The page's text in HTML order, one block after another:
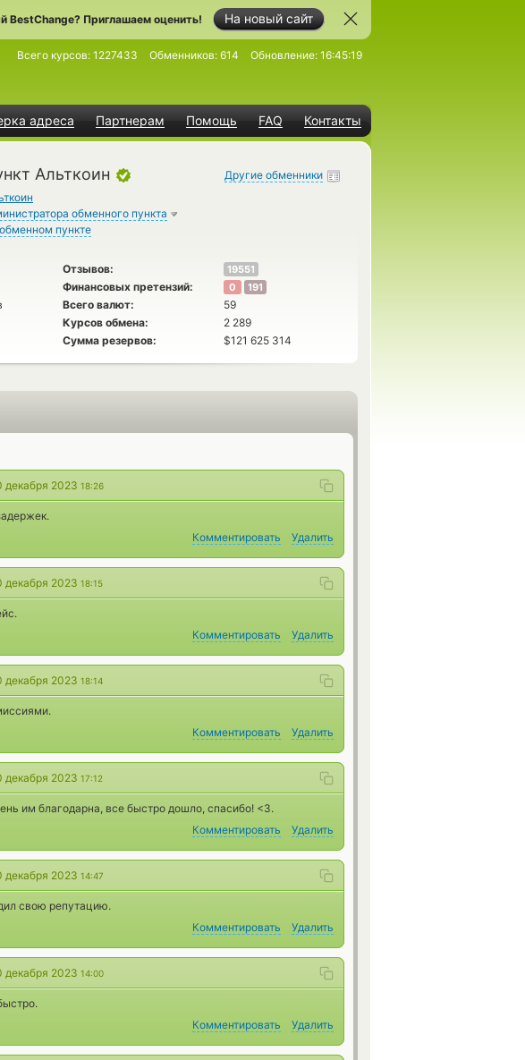
На новый сайт
BestChange? Приглашаем оценить!
адреса Партнерам Помощь FAQ Контакты
Всего курсов: 1227433 Обменников: 614 Обновление: 16:45:19
Альткоин
обменного пункта
пункте
Другие обменники
Отзывов: 19551
Финансовых претензий: 0 191
Всего валют:
59
Курсов обмена:
2 289
Сумма резервов: $121 625 314
декабря 2023 18:26
Комментировать Удалить
декабря 2023 18:15
Комментировать Удалить
декабря 2023 18:14
Комментировать Удалить
декабря 2023 17:12
им благодарна, все быстро дошло, спасибо! <3.
Комментировать Удалить
декабря 2023 14:47
свою репутацию.
Комментировать Удалить
декабря 2023 14:00
Комментировать Удалить